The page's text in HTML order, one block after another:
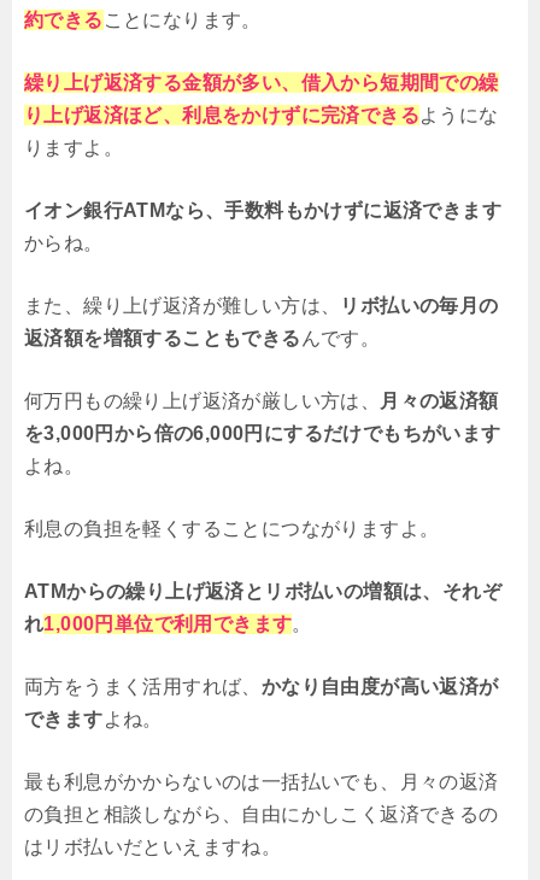
約できる ことになります。
繰り上げ返済する金額が多い、借入から短期間での繰
り上げ返済ほど、利息をかけずに完済できるようにな
りますよ。
イオン銀行ATMなら、手数料もかけずに返済できます
からね。
また、繰り上げ返済が難しい方は、
リボ払いの毎月の
返済額を増額することもできる んです。
何万円もの繰り上げ返済が厳しい方は、
月々の返済額
を3,000円から倍の6,000円にするだけでもちがいます
よね。
利息の負担を軽くすることにつながりますよ。
ATMからの繰り上げ返済とリボ払いの増額は、それぞ
れ1,000円単位で利用できます。
両方をうまく活用すれば、 かなり自由度が高い返済が
できますよね。
最も利息がかからないのは一括払いでも、月々の返済
の負担と相談しながら、自由にかしこく返済できるの
はリボ払いだといえますね。